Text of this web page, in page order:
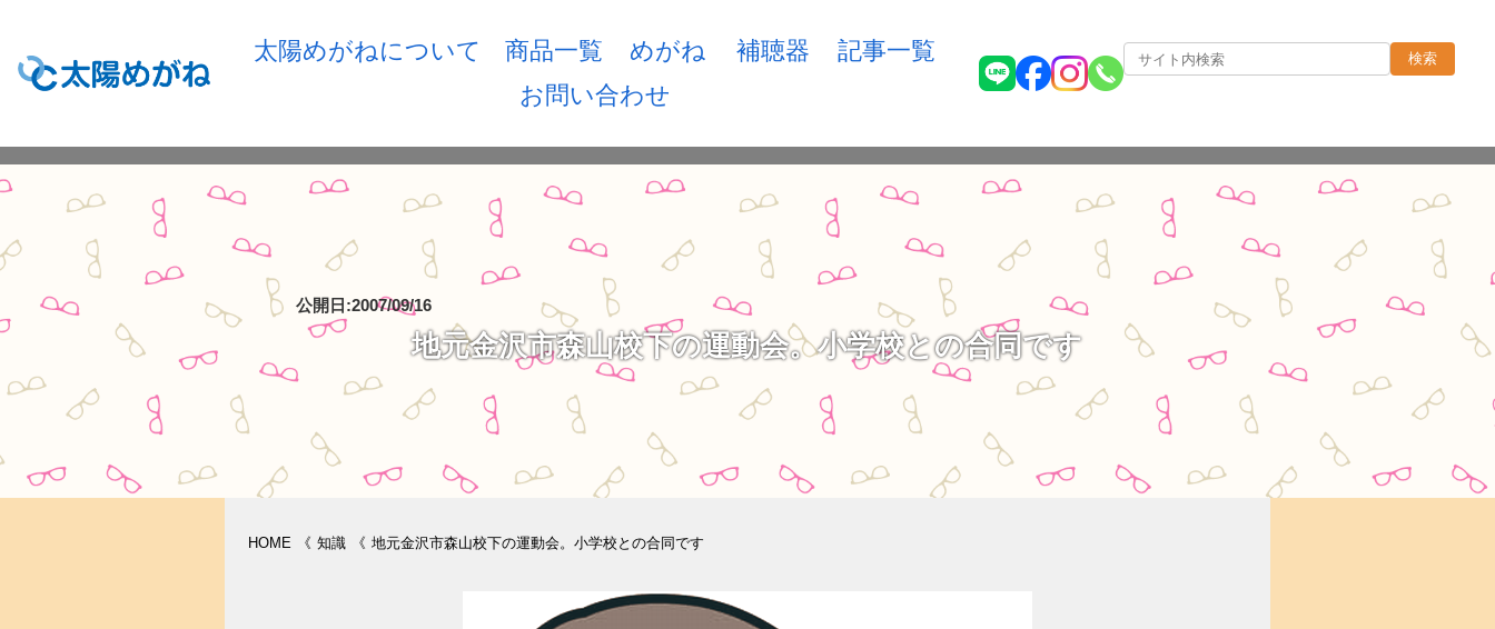
太陽めがねについて 商品一覧 めがね 補聴器
記事一覧
お問い合わせ
検索
公開日:2007/09/16
地元金沢市森山校下の運動会。小学校との合同です
HOME 《 知識 《 地元金沢市森山校下の運動会。小学校との合同です